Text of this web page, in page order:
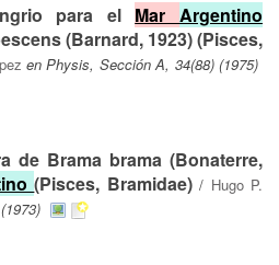
para el MarArgentino
(Barnard, 1923) (Pisces,
en Physis, Sección A, 34(88) (1975)
de Brama brama (Bonaterre,
(Pisces, Bramidae)/ Hugo P.